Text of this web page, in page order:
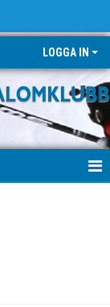
LOGGA IN